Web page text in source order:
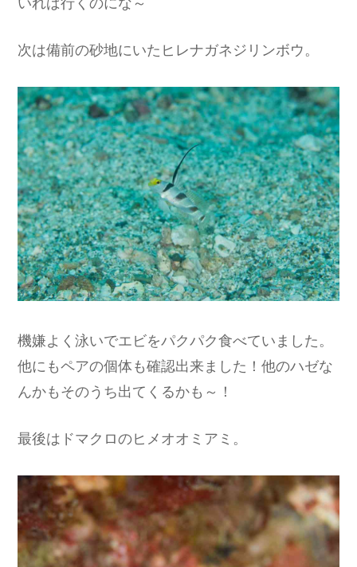
次は備前の砂地にいたヒレナガネジリンボウ。
機嫌よく泳いでエビをパクパク食べていました。
他にもペアの個体も確認出来ました！他のハゼな
んかもそのうち出てくるかも～！
最後はドマクロのヒメオオミアミ。